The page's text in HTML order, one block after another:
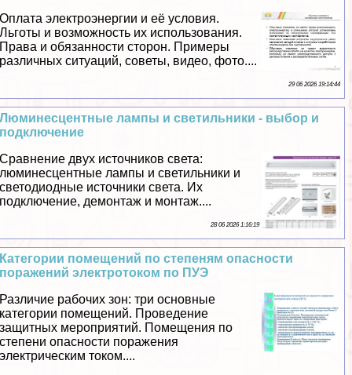
Оплата электроэнергии и её условия.
Льготы и возможность их использования.
Права и обязанности сторон. Примеры
различных ситуаций, советы, видео, фото....
29 06 2026 19:14:44
Люминесцентные лампы и светильники - выбор и
подключение
Сравнение двух источников света:
люминесцентные лампы и светильники и
светодиодные источники света. Их
подключение, демонтаж и монтаж....
28 06 2026 1:16:19
Категории помещений по степеням опасности
поражений электротоком по ПУЭ
Различие рабочих зон: три основные
категории помещений. Проведение
защитных мероприятий. Помещения по
степени опасности поражения
электрическим током....